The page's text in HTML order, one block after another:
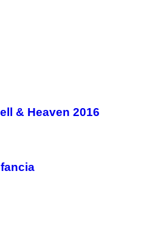
& Heaven 2016